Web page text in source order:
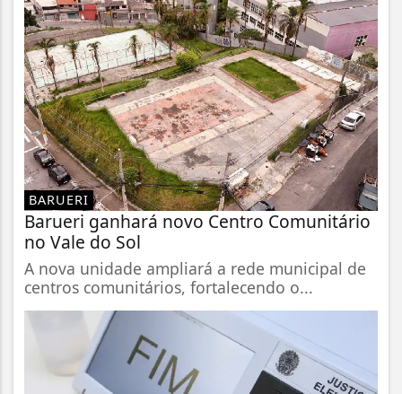
BARUERI
Barueri ganhará novo Centro Comunitário
no Vale do Sol
A nova unidade ampliará a rede municipal de
centros comunitários, fortalecendo o...